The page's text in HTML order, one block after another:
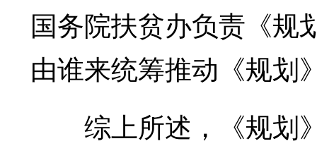
国务院扶贫办负责《规
由谁来统筹推动《规划
综上所述，《规划》